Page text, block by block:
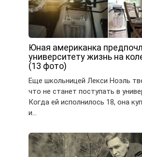
Юная американка
университету жизнь на
(13 фото)
Еще школьницей Лекси Ноэль
что не станет поступать в
Когда ей исполнилось 18, она
и…